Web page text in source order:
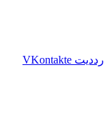
‫رددیت ‫VKontakte